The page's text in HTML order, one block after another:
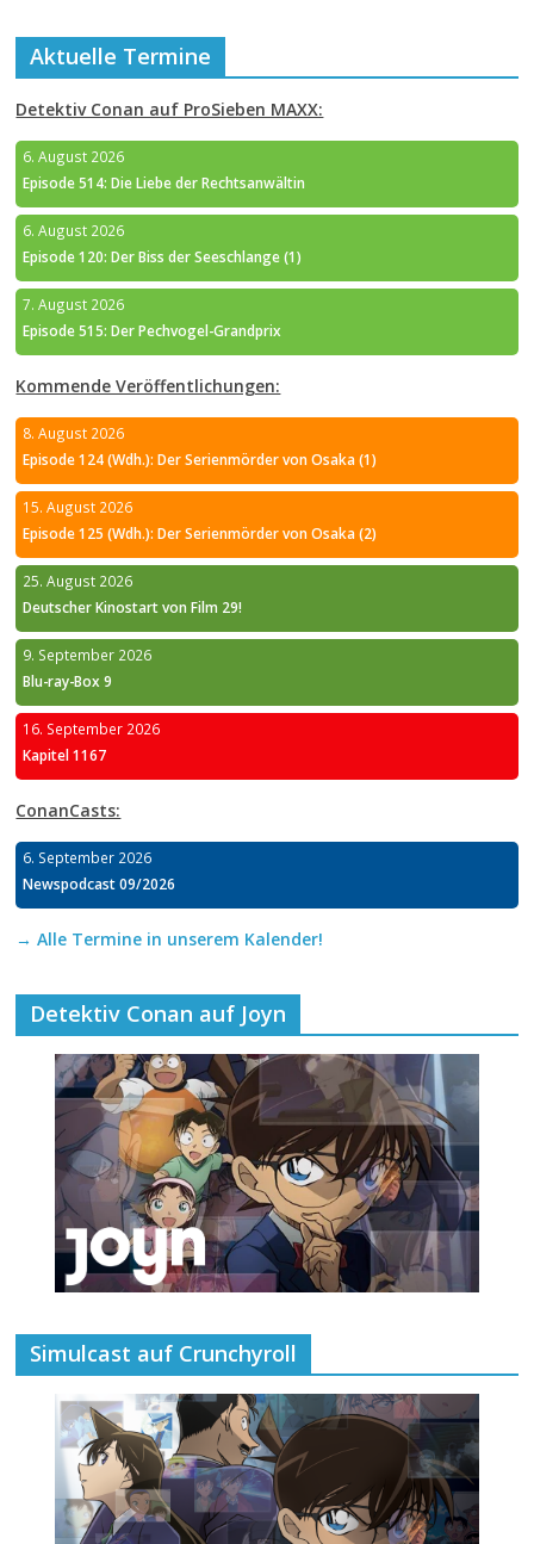
Aktuelle Termine
Detektiv Conan auf ProSieben MAXX:
6. August 2026
Episode 514: Die Liebe der Rechtsanwältin
6. August 2026
Episode 120: Der Biss der Seeschlange (1)
7. August 2026
Episode 515: Der Pechvogel-Grandprix
Kommende Veröffentlichungen:
8. August 2026
Episode 124 (Wdh.): Der Serienmörder von Osaka (1)
15. August 2026
Episode 125 (Wdh.): Der Serienmörder von Osaka (2)
25. August 2026
Deutscher Kinostart von Film 29!
9. September 2026
Blu-ray-Box 9
16. September 2026
Kapitel 1167
ConanCasts:
6. September 2026
Newspodcast 09/2026
→ Alle Termine in unserem Kalender!
Detektiv Conan auf Joyn
Simulcast auf Crunchyroll